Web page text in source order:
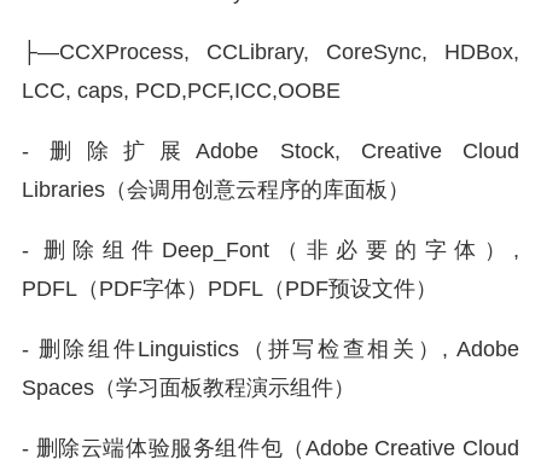
├—CCXProcess, CCLibrary, CoreSync, HDBox,
LCC, caps, PCD,PCF,ICC,OOBE
- 删除扩展Adobe Stock, Creative Cloud
Libraries（会调用创意云程序的库面板）
- 删除组件Deep_Font（非必要的字体）,
PDFL（PDF字体）PDFL（PDF预设文件）
- 删除组件Linguistics（拼写检查相关）, Adobe
Spaces（学习面板教程演示组件）
- 删除云端体验服务组件包（Adobe Creative Cloud